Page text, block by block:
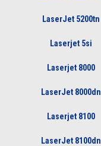
LaserJet 5200tn
Laserjet 5si
Laserjet 8000
LaserJet 8000dn
Laserjet 8100
LaserJet 8100dn